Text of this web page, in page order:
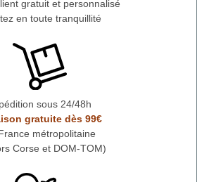
gratuit et personnalisé
en toute tranquillité
sous 24/48h
gratuite dès 99€
métropolitaine
Corse et DOM-TOM)